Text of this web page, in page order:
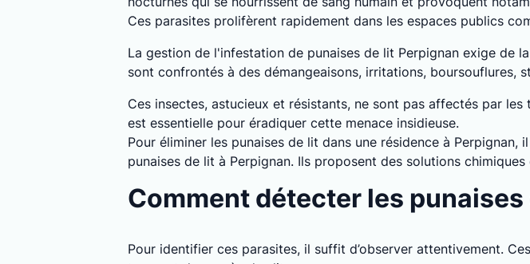
Ces parasites prolifèrent rapidement dans les espaces publics
La gestion de l'infestation de punaises de lit Perpignan exige de
sont confrontés à des démangeaisons, irritations,
Ces insectes, astucieux et résistants, ne sont pas affectés par
est essentielle pour éradiquer cette menace insidieuse.
Pour éliminer les punaises de lit dans une résidence à
punaises de lit à Perpignan. Ils proposent des solutions
Comment détecter les punaises
Pour identifier ces parasites, il suffit d’observer attentivement.